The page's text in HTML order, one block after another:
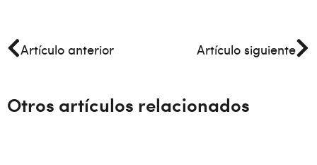
Artículo anterior Artículo siguiente
Otros artículos relacionados